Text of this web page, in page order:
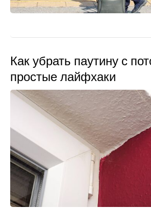
Как убрать паутину с
простые лайфхаки